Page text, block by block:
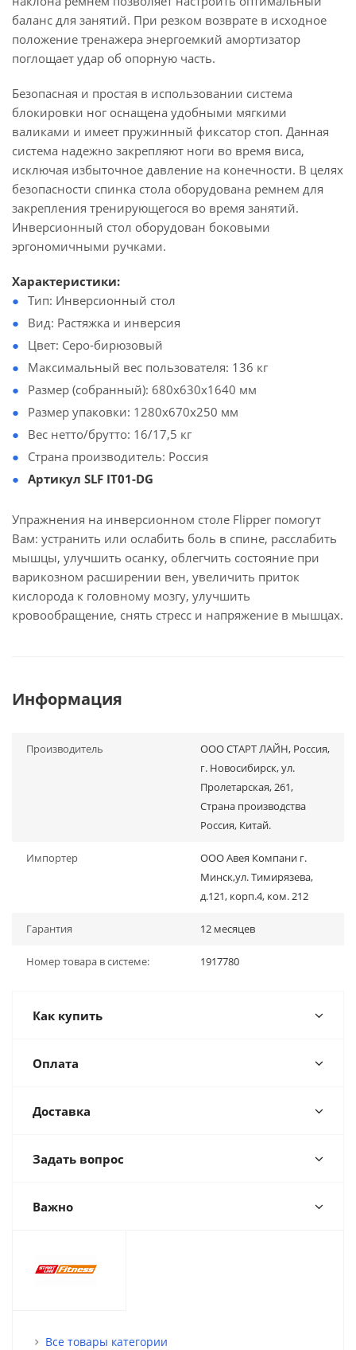
баланс для занятий. При резком возврате в исходное
положение тренажера энергоемкий амортизатор
поглощает удар об опорную часть.
Безопасная и простая в использовании система
блокировки ног оснащена удобными мягкими
валиками и имеет пружинный фиксатор стоп. Данная
система надежно закрепляют ноги во время виса,
исключая избыточное давление на конечности. В целях
безопасности спинка стола оборудована ремнем для
закрепления тренирующегося во время занятий.
Инверсионный стол оборудован боковыми
эргономичными ручками.
Характеристики:
Тип: Инверсионный стол
Вид: Растяжка и инверсия
Цвет: Серо-бирюзовый
Максимальный вес пользователя: 136 кг
Размер (собранный): 680х630х1640 мм
Размер упаковки: 1280х670х250 мм
Вес нетто/брутто: 16/17,5 кг
Страна производитель: Россия
Артикул SLF IT01-DG
Упражнения на инверсионном столе Flipper помогут
Вам: устранить или ослабить боль в спине, расслабить
мышцы, улучшить осанку, облегчить состояние при
варикозном расширении вен, увеличить приток
кислорода к головному мозгу, улучшить
кровообращение, снять стресс и напряжение в мышцах.
Информация
Производитель
OOO СТАРТ ЛАЙН, Россия,
г. Новосибирск, ул.
Пролетарская, 261,
Страна производства
Россия, Китай.
Импортер
ООО Авея Компани г.
Минск,ул. Тимирязева,
д.121, корп.4, ком. 212
Гарантия 12 месяцев
Номер товара в системе: 1917780
Как купить
Оплата
Доставка
Задать вопрос
Важно
Все товары категории